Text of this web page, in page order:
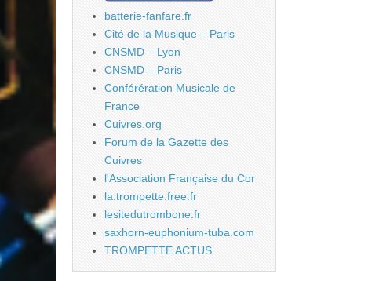
batterie-fanfare.fr
Cité de la Musique – Paris
CNSMD – Lyon
CNSMD – Paris
Conférération Musicale de
France
Cuivres.org
Forum de la Gazette des
Cuivres
l'Association Française du Cor
la.trompette.free.fr
lesitedutrombone.fr
saxhorn-euphonium-tuba.com
TROMPETTE ACTUS